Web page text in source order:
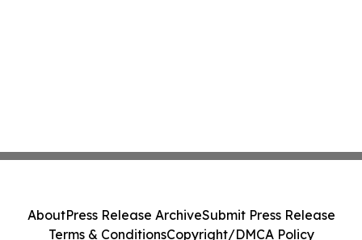
AboutPress Release ArchiveSubmit Press Release
Terms & ConditionsCopyright/DMCA Policy